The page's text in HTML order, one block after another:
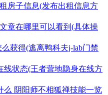
房子信息(发布出租信息方
章在哪里可以看到(具体操
获得(逃离鸭科夫j-lab门禁
线状态(王者营地隐身在线方
么 阴阳师不相狐禅技能一览